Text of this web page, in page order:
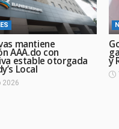
mantiene
AAA.do con
estable otorgada
Local
2026
y